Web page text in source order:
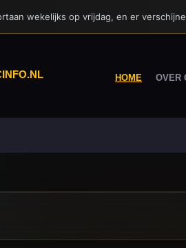
HOME OVER
wekelijks op vrijdag, en er